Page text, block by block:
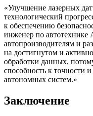
«Улучшение лазерных
технологический
к обеспечению
инженер по
автопроизводителям и
на достигнутом и
обработки данных,
способность к точности
автономных систем.»
Заключение